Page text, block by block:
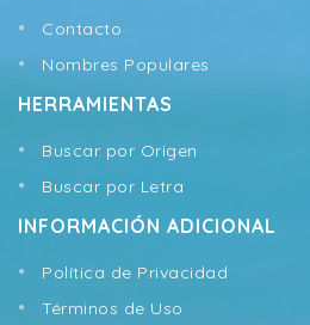
Contacto
Nombres Populares
HERRAMIENTAS
Buscar por Origen
Buscar por Letra
INFORMACIÓN ADICIONAL
Política de Privacidad
Términos de Uso